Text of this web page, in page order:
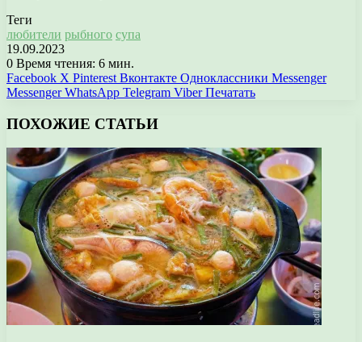
Теги
любители рыбного супа
19.09.2023
0 Время чтения: 6 мин.
Facebook X Pinterest Вконтакте Одноклассники Messenger
Messenger WhatsApp Telegram Viber Печатать
ПОХОЖИЕ СТАТЬИ